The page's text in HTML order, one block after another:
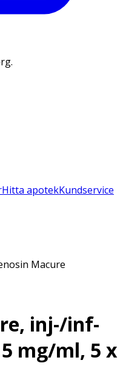
Hitta apotekKundservice
Macure
inj-/inf-
mg/ml, 5 x